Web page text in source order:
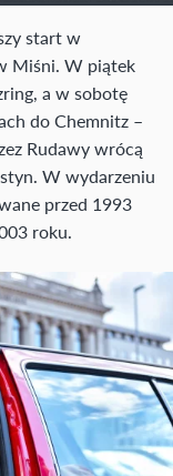
start w
Miśni. W piątek
a w sobotę
do Chemnitz –
Rudawy wrócą
W wydarzeniu
przed 1993
roku.